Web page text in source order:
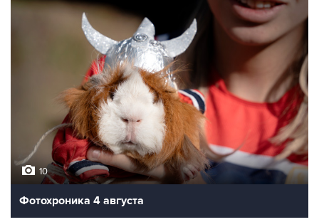
10
Фотохроника 4 августа